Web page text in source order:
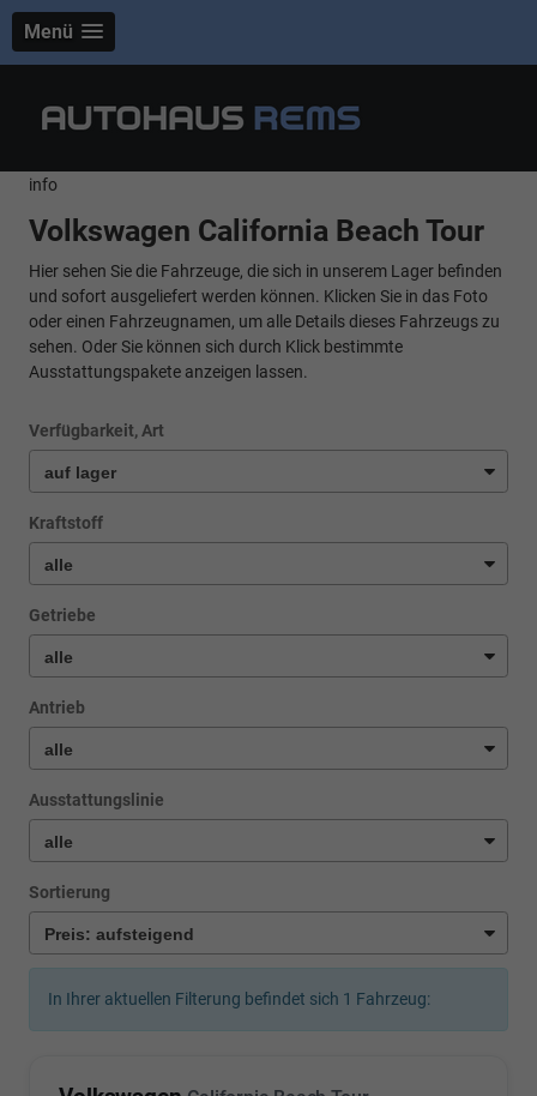
Menü
info
Volkswagen California Beach Tour
Hier sehen Sie die Fahrzeuge, die sich in unserem Lager befinden
und sofort ausgeliefert werden können. Klicken Sie in das Foto
oder einen Fahrzeugnamen, um alle Details dieses Fahrzeugs zu
sehen. Oder Sie können sich durch Klick bestimmte
Ausstattungspakete anzeigen lassen.
Verfügbarkeit, Art
Kraftstoff
Getriebe
Antrieb
Ausstattungslinie
Sortierung
In Ihrer aktuellen Filterung befindet sich 1 Fahrzeug: